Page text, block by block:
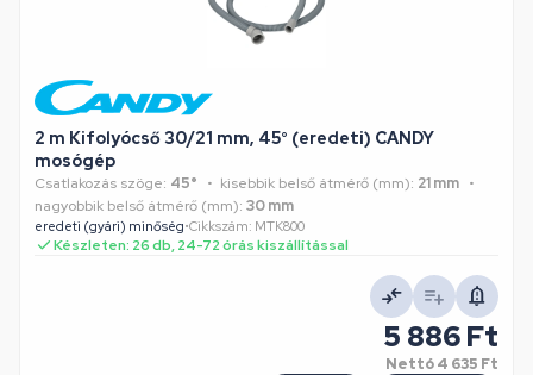
2 m Kifolyócső 30/21 mm, 45° (eredeti) CANDY
mosógép
Csatlakozás szöge: 45° kisebbik belső átmérő (mm): 21 mm
nagyobbik belső átmérő (mm): 30 mm
eredeti (gyári) minőség•Cikkszám: MTK800
Készleten: 26 db, 24-72 órás kiszállítással
5 886 Ft
Nettó4 635 Ft